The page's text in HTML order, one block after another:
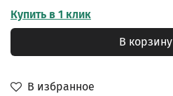
В избранное
Купить в 1 клик
В корзину